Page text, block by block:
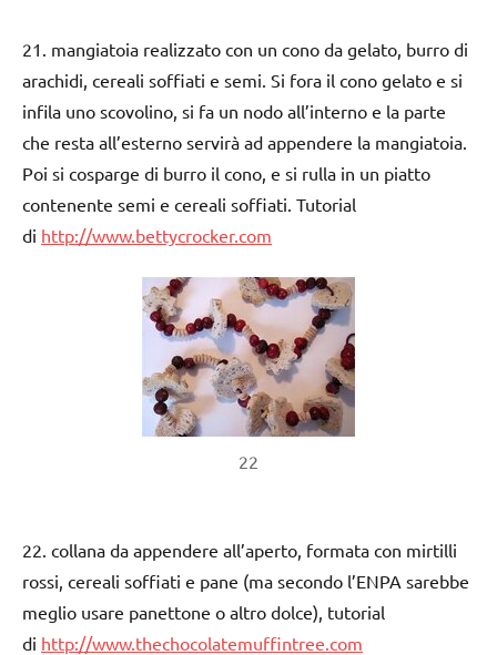
21. mangiatoia realizzato con un cono da gelato, burro di
arachidi, cereali soffiati e semi. Si fora il cono gelato e si
infila uno scovolino, si fa un nodo all’interno e la parte
che resta all’esterno servirà ad appendere la mangiatoia.
Poi si cosparge di burro il cono, e si rulla in un piatto
contenente semi e cereali soffiati. Tutorial
di http://www.bettycrocker.com
22
22. collana da appendere all’aperto, formata con mirtilli
rossi, cereali soffiati e pane (ma secondo l’ENPA sarebbe
meglio usare panettone o altro dolce), tutorial
di http://www.thechocolatemuffintree.com